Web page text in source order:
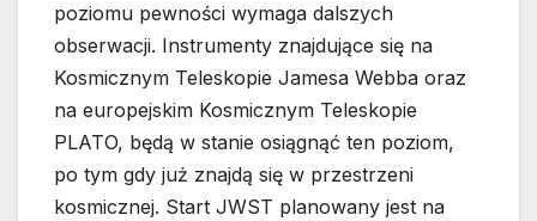
poziomu pewności wymaga dalszych
obserwacji. Instrumenty znajdujące się na
Kosmicznym Teleskopie Jamesa Webba oraz
na europejskim Kosmicznym Teleskopie
PLATO, będą w stanie osiągnąć ten poziom,
po tym gdy już znajdą się w przestrzeni
kosmicznej. Start JWST planowany jest na